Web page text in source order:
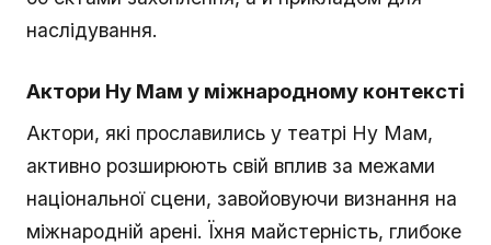
наслідування.
Актори Ну Мам у міжнародному контексті
Актори, які прославились у театрі Ну Мам,
активно розширюють свій вплив за межами
національної сцени, завойовуючи визнання на
міжнародній арені. Їхня майстерність, глибоке